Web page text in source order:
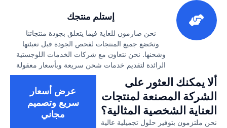
إستلم منتجك
نحن صارمون للغاية فيما يتعلق بجودة منتجاتنا
وتخضع جميع المنتجات لفحص الجودة قبل تعبئتها
وشحنها. نحن نتعاون مع شركات الخدمات اللوجستية
الرائدة لتقديم خدمات شحن سريعة وبأسعار معقولة
ألا يمكنك العثور على
الشركة المصنعة لمنتجات
العناية الشخصية المثالية؟
نحن ملتزمون بتوفير حلول تجميلية عالية
عرض أسعار
سريع وتصميم
مجاني